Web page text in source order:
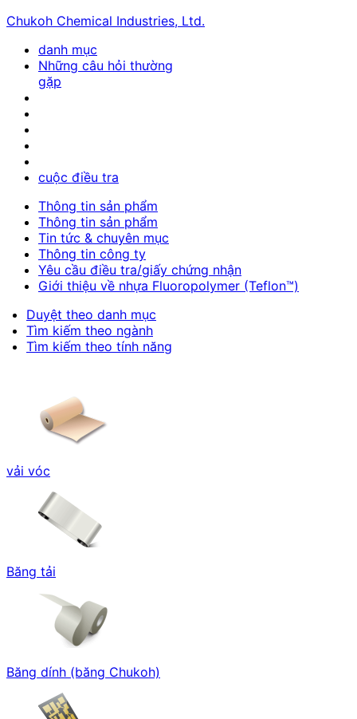
Chukoh Chemical Industries, Ltd.
danh mục
Những câu hỏi thường
gặp
cuộc điều tra
Thông tin sản phẩm
Thông tin sản phẩm
Tin tức & chuyên mục
Thông tin công ty
Yêu cầu điều tra/giấy chứng nhận
Giới thiệu về nhựa Fluoropolymer (Teflon™)
Duyệt theo danh mục
Tìm kiếm theo ngành
Tìm kiếm theo tính năng
vải vóc
Băng tải
Băng dính (băng Chukoh)